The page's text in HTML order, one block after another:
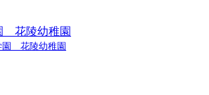
園 花陵幼稚園